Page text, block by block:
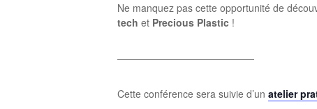
Ne manquez pas cette opportunité de
tech et Precious Plastic !
——————————————
Cette conférence sera suivie d’un atelier